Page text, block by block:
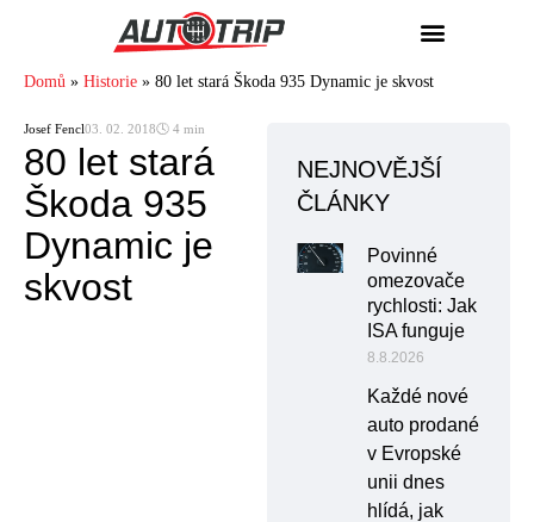
Domů » Historie » 80 let stará Škoda 935 Dynamic je skvost
Josef Fencl03. 02. 2018🕓 4 min
80 let stará
Škoda 935
Dynamic je
skvost
NEJNOVĚJŠÍ
ČLÁNKY
Povinné
omezovače
rychlosti: Jak
ISA funguje
8.8.2026
Každé nové
auto prodané
v Evropské
unii dnes
hlídá, jak